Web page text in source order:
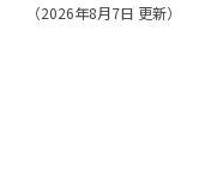
（2026年8月7日 更新）